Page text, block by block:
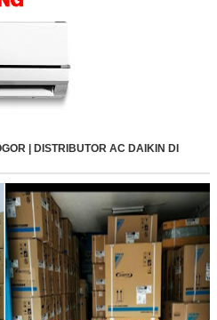
| DISTRIBUTOR AC DAIKIN DI